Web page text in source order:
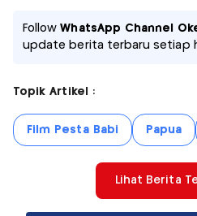
FollowWhatsApp Channel
update berita terbaru setiap
Topik Artikel :
Film Pesta Babi Papua
Lihat Berita